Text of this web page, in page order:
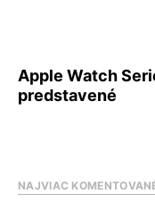
Apple Watch
predstavené
NAJVIAC